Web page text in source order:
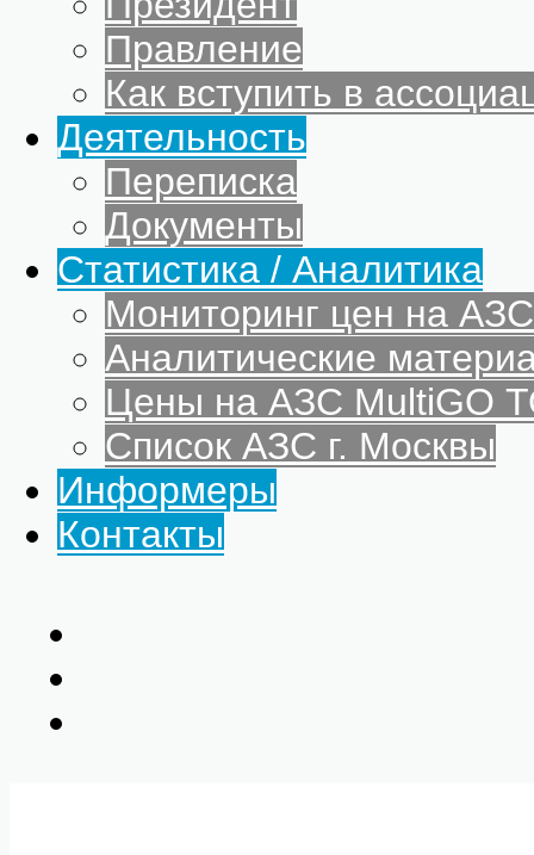
Правление
Как вступить в
Деятельность
Переписка
Документы
Статистика / Аналитика
Мониторинг цен на
Аналитические
Цены на АЗС MultiGO
Список АЗС г. Москвы
Информеры
Контакты